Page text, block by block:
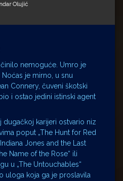
Olujić
nemoguće. Umro je
je mirno, u snu
Connery, čuveni škotski
i ostao jedini istinski agent
dugačkoj karijeri ostvario niz
poput „The Hunt for Red
Jones and the Last
Name of the Rose“ ili
u „The Untouchables“
uloga koja ga je proslavila